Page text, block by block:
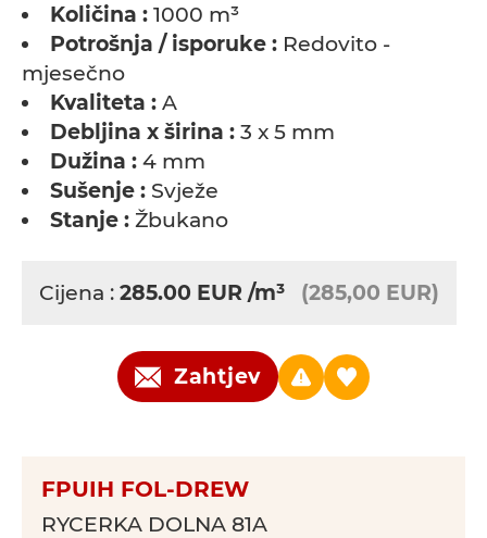
Količina : 1000 m³
Potrošnja / isporuke : Redovito -
mjesečno
Kvaliteta : A
Debljina x širina : 3 x 5 mm
Dužina : 4 mm
Sušenje : Svježe
Stanje : Žbukano
Cijena : 285.00 EUR /m³ (285,00 EUR)
Zahtjev
FPUIH FOL-DREW
RYCERKA DOLNA 81A